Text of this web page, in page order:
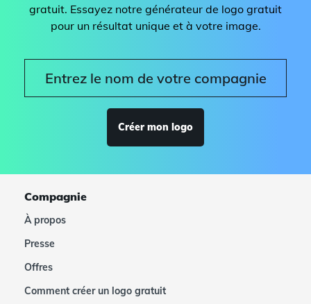
gratuit. Essayez notre générateur de logo gratuit
pour un résultat unique et à votre image.
Créer mon logo
Compagnie
À propos
Presse
Offres
Comment créer un logo gratuit